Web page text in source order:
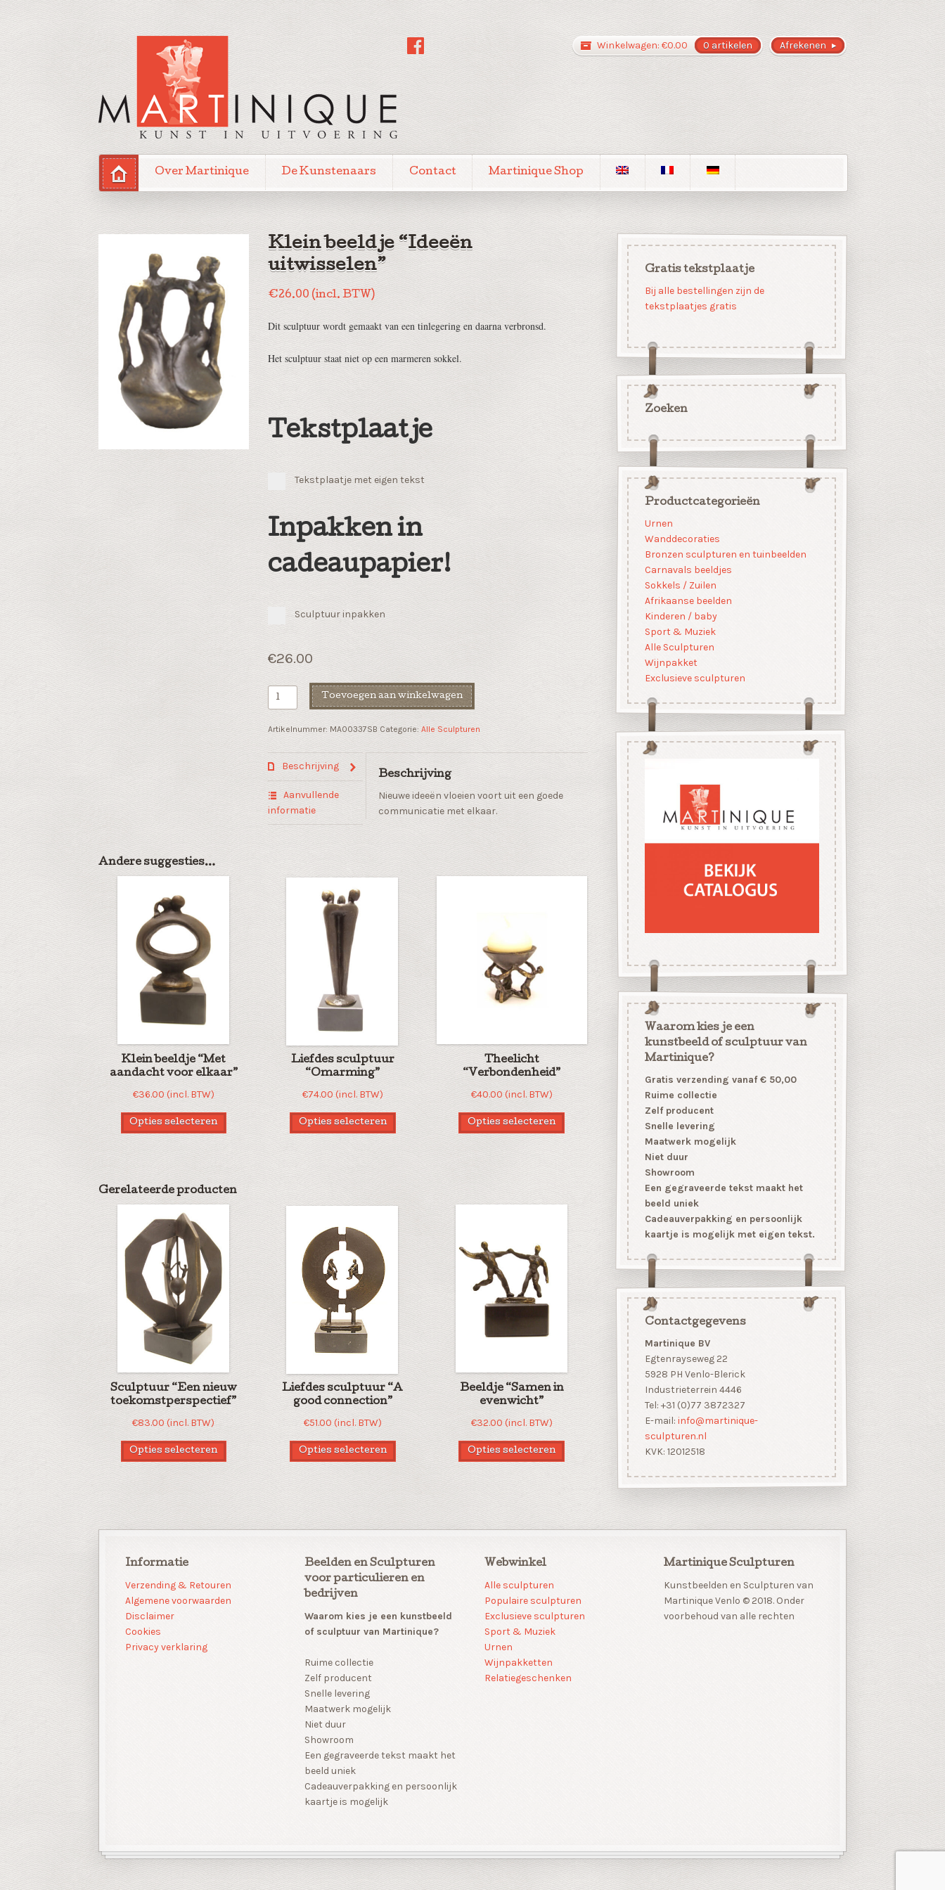
Afrekenen
Winkelwagen: €0.00 0 artikelen
Over Martinique De Kunstenaars Contact Martinique Shop
Klein beeldje “Ideeën
uitwisselen”
€26.00 (incl. BTW)
Dit sculptuur wordt gemaakt van een tinlegering en daarna verbronsd.
Het sculptuur staat niet op een marmeren sokkel.
Tekstplaatje
Tekstplaatje met eigen tekst
Inpakken in
cadeaupapier!
Sculptuur inpakken
€26.00
Klein
beeldje
aantal
Toevoegen aan winkelwagen
Artikelnummer: MA00337SB Categorie: Alle Sculpturen
Beschrijving
Aanvullende
informatie
Beschrijving
Nieuwe ideeën vloeien voort uit een goede
communicatie met elkaar.
Andere suggesties…
Klein beeldje “Met
aandacht voor elkaar”
€36.00 (incl. BTW)
Opties selecteren
Liefdes sculptuur
“Omarming”
€74.00 (incl. BTW)
Opties selecteren
Theelicht
“Verbondenheid”
€40.00 (incl. BTW)
Opties selecteren
Gerelateerde producten
Sculptuur “Een nieuw
toekomstperspectief”
€83.00 (incl. BTW)
Opties selecteren
Liefdes sculptuur “A
good connection”
€51.00 (incl. BTW)
Opties selecteren
Beeldje “Samen in
evenwicht”
€32.00 (incl. BTW)
Opties selecteren
Gratis tekstplaatje
Bij alle bestellingen zijn de
tekstplaatjes gratis
Zoeken
Productcategorieën
Urnen
Wanddecoraties
Bronzen sculpturen en tuinbeelden
Carnavals beeldjes
Sokkels / Zuilen
Afrikaanse beelden
Kinderen / baby
Sport & Muziek
Alle Sculpturen
Wijnpakket
Exclusieve sculpturen
Waarom kies je een
kunstbeeld of sculptuur van
Martinique?
Gratis verzending vanaf € 50,00
Ruime collectie
Zelf producent
Snelle levering
Maatwerk mogelijk
Niet duur
Showroom
Een gegraveerde tekst maakt het
beeld uniek
Cadeauverpakking en persoonlijk
kaartje is mogelijk met eigen tekst.
Contactgegevens
Martinique BV
Egtenrayseweg 22
5928 PH Venlo-Blerick
Industrieterrein 4446
Tel: +31 (0)77 3872327
E-mail: info@martinique-
sculpturen.nl
KVK: 12012518
Informatie
Verzending & Retouren
Algemene voorwaarden
Disclaimer
Cookies
Privacy verklaring
Beelden en Sculpturen
voor particulieren en
bedrijven
Waarom kies je een kunstbeeld
of sculptuur van Martinique?
Ruime collectie
Zelf producent
Snelle levering
Maatwerk mogelijk
Niet duur
Showroom
Een gegraveerde tekst maakt het
beeld uniek
Cadeauverpakking en persoonlijk
kaartje is mogelijk
Webwinkel
Alle sculpturen
Populaire sculpturen
Exclusieve sculpturen
Sport & Muziek
Urnen
Wijnpakketten
Relatiegeschenken
Martinique Sculpturen
Kunstbeelden en Sculpturen van
Martinique Venlo © 2018. Onder
voorbehoud van alle rechten